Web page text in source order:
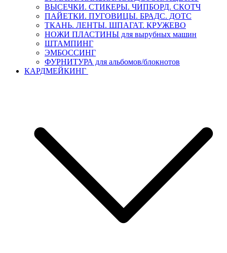
ВЫСЕЧКИ. СТИКЕРЫ. ЧИПБОРД. СКОТЧ
ПАЙЕТКИ. ПУГОВИЦЫ. БРАДС. ДОТС
ТКАНЬ. ЛЕНТЫ. ШПАГАТ. КРУЖЕВО
НОЖИ ПЛАСТИНЫ для вырубных машин
ШТАМПИНГ
ЭМБОССИНГ
ФУРНИТУРА для альбомов/блокнотов
КАРДМЕЙКИНГ